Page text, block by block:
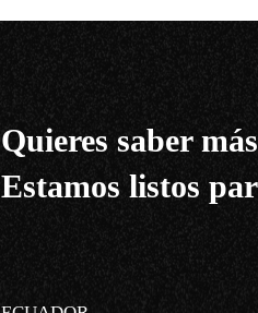
Quieres saber
Estamos listos